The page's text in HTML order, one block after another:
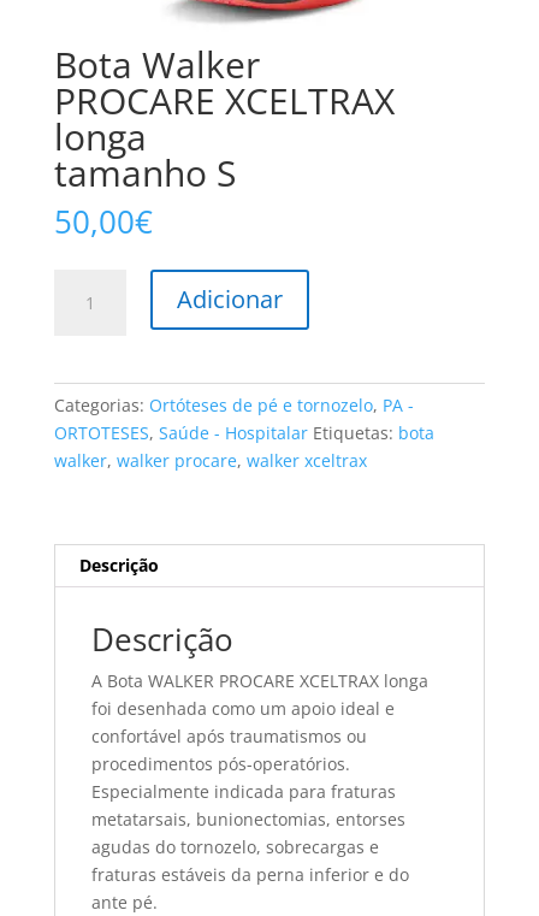
Bota Walker
PROCARE XCELTRAX
longa
tamanho S
50,00€
PROCARE
XCELTRAX
longa
Adicionar
Categorias: Ortóteses de pé e tornozelo, PA -
ORTOTESES, Saúde - Hospitalar Etiquetas: bota
walker, walker procare, walker xceltrax
Descrição
Descrição
A Bota WALKER PROCARE XCELTRAX longa
foi desenhada como um apoio ideal e
confortável após traumatismos ou
procedimentos pós-operatórios.
Especialmente indicada para fraturas
metatarsais, bunionectomias, entorses
agudas do tornozelo, sobrecargas e
fraturas estáveis da perna inferior e do
ante pé.